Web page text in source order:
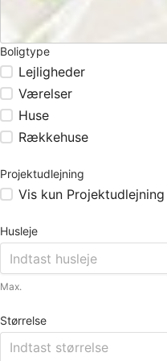
Boligtype
Lejligheder
Værelser
Huse
Rækkehuse
Projektudlejning
Vis kun Projektudlejning
Husleje
Max.
Størrelse